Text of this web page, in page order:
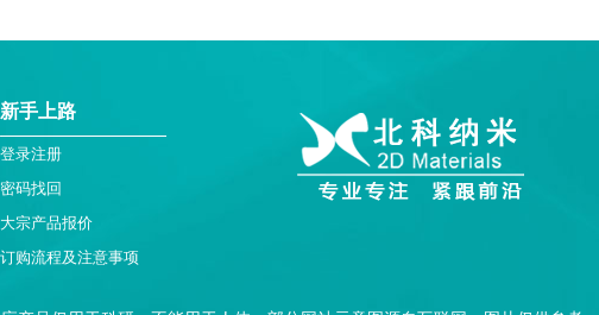
新手上路
登录注册
密码找回
大宗产品报价
订购流程及注意事项